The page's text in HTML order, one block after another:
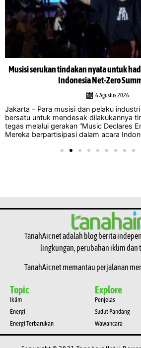
Musisi serukan tindakan nyata untuk
Indonesia Net-Zero
6 Agustus 2026
Jakarta – Para musisi dan pelaku
bersatu untuk mendesak dilakukannya
tegas melalui gerakan “Music Declares
Mereka berpartisipasi dalam acara
TanahAir.net adalah blog berita
lingkungan, perubahan iklim dan
TanahAir.net memantau perjalanan
Topic
Iklim
Energi
Energi Terbarukan
Explore
Penjelas
Sudut Pandang
Wawancara